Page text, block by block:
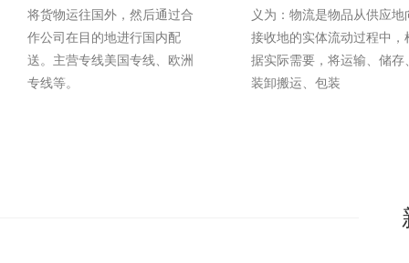
将货物运往国外，然后通过合
作公司在目的地进行国内配
送。主营专线美国专线、欧洲
专线等。
义为：物流是物品从供应地
接收地的实体流动过程中，
据实际需要，将运输、储存
装卸搬运、包装